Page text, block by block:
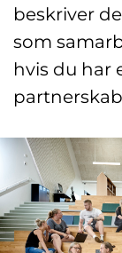
beskriver
som
hvis du har